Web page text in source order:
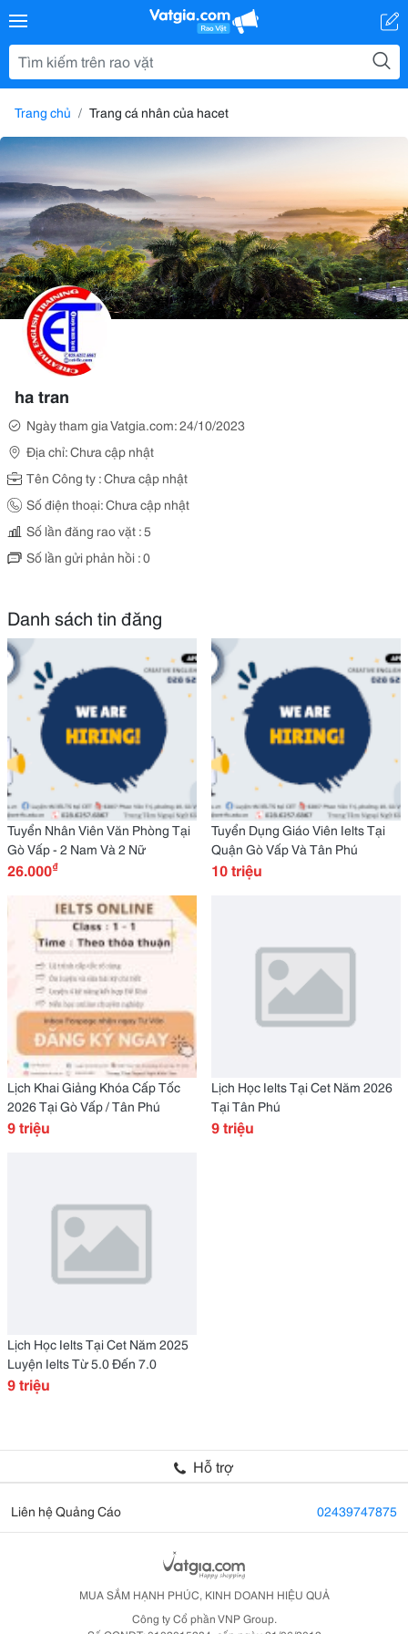
Trang chủ Trang cá nhân của hacet
ha tran
Ngày tham gia Vatgia.com: 24/10/2023
Địa chỉ: Chưa cập nhật
Tên Công ty : Chưa cập nhật
Số điện thoại: Chưa cập nhật
Số lần đăng rao vặt : 5
Số lần gửi phản hồi : 0
Danh sách tin đăng
Tuyển Nhân Viên Văn Phòng Tại
Gò Vấp - 2 Nam Và 2 Nữ
26.000₫
Tuyển Dụng Giáo Viên Ielts Tại
Quận Gò Vấp Và Tân Phú
10 triệu
Lịch Khai Giảng Khóa Cấp Tốc
2026 Tại Gò Vấp / Tân Phú
9 triệu
Lịch Học Ielts Tại Cet Năm 2026
Tại Tân Phú
9 triệu
Lịch Học Ielts Tại Cet Năm 2025
Luyện Ielts Từ 5.0 Đến 7.0
9 triệu
Hỗ trợ
Liên hệ Quảng Cáo 02439747875
MUA SẮM HẠNH PHÚC, KINH DOANH HIỆU QUẢ
Công ty Cổ phần VNP Group.